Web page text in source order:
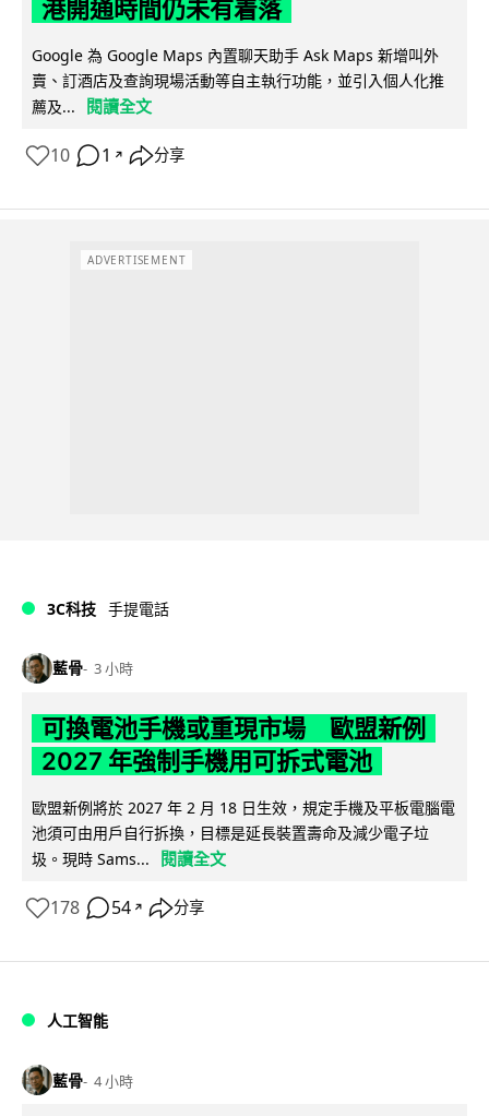
港開通時間仍未有着落
Google 為 Google Maps 內置聊天助手 Ask Maps 新增叫外
賣、訂酒店及查詢現場活動等自主執行功能，並引入個人化推
薦及...
閱讀全文
10 1 ↗ 分享
ADVERTISEMENT
3C科技 手提電話
藍骨 3 小時
可換電池手機或重現市場 歐盟新例
2027 年強制手機用可拆式電池
歐盟新例將於 2027 年 2 月 18 日生效，規定手機及平板電腦電
池須可由用戶自行拆換，目標是延長裝置壽命及減少電子垃
圾。現時 Sams...
閱讀全文
178 54 ↗ 分享
人工智能
藍骨 4 小時